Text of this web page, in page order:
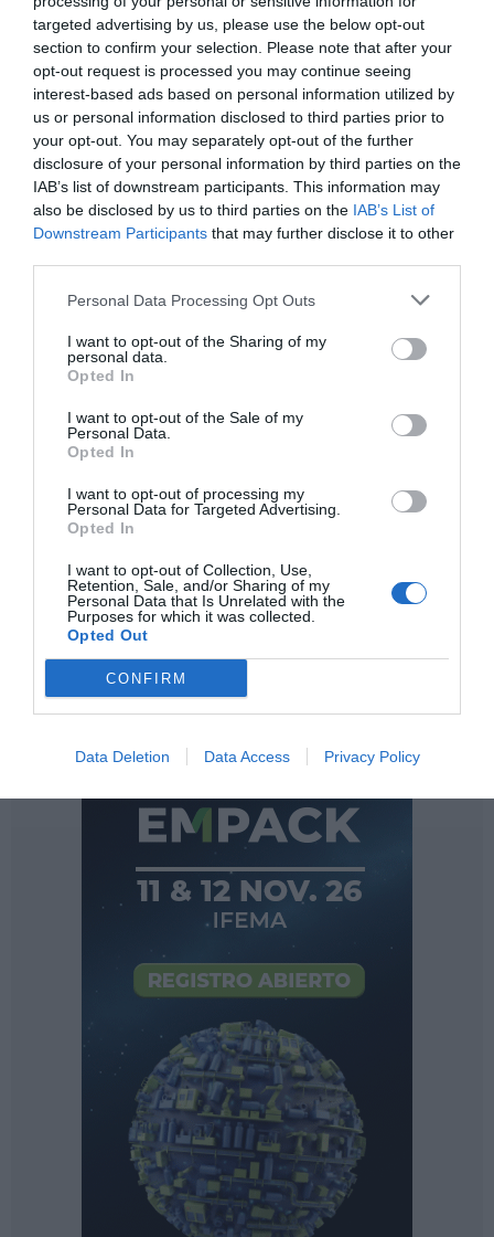
targeted advertising by us, please use the below opt-out
section to confirm your selection. Please note that after your
opt-out request is processed you may continue seeing
interest-based ads based on personal information utilized by
us or personal information disclosed to third parties prior to
your opt-out. You may separately opt-out of the further
disclosure of your personal information by third parties on the
IAB’s list of downstream participants. This information may
also be disclosed by us to third parties on the IAB’s List of
Downstream Participants that may further disclose it to other
Personal Data Processing Opt Outs
I want to opt-out of the Sharing of my
personal data.
Opted In
I want to opt-out of the Sale of my
Personal Data.
Opted In
I want to opt-out of processing my
Personal Data for Targeted Advertising.
Opted In
I want to opt-out of Collection, Use,
Retention, Sale, and/or Sharing of my
Personal Data that Is Unrelated with the
Purposes for which it was collected.
Opted Out
CONFIRM
Data Deletion Data Access Privacy Policy
Suma Capital, que participa en Caher desde 2018 y se
consejero, y también contra Arsuaga, que es socio y
consejero delegado de Caher.
KPMG anda en la búsqueda de un nuevo inversor
negocio y los 1.300 empleos que da la empresa. Desde
La Vanguardia, indican que no deberían faltar
'candidatos' para esta operación, puesto que es una
firma de outsourcing que es líder en su sector y cuenta
con 10 delegaciones en España y Portugal, 18 almacenes
y más de 500 vehículos.